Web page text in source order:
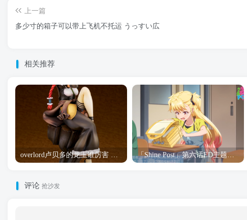
上一篇
多少寸的箱子可以带上飞机不托运 うっすい広
相关推荐
overlord卢贝多的龙王谁厉害 「Overlord」露普斯蕾琪娜·贝塔手办开订 「Shine Post」第六话ED主题曲「Yellow Rose」无字幕MV公开
评论 抢沙发